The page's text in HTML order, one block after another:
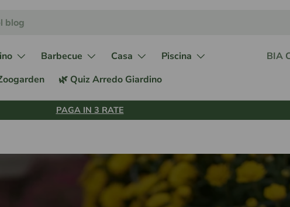
Barbecue Casa
Piscina
🌿 Quiz Arredo Giardino
BIA
PAGA IN 3 RATE